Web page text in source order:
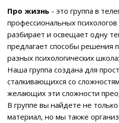
Про жизнь - это группа в
профессиональных
разбирает и освещает одну
предлагает способы решения
разных психологических
Наша группа создана для
сталкивающихся со
желающих эти сложности
В группе вы найдете не
материал, но мы также